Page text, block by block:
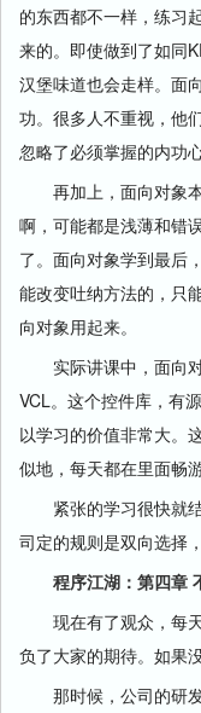
的东西都不一样，练习
来的。即使做到了如同
汉堡味道也会走样。面
功。很多人不重视，他
忽略了必须掌握的内功心
再加上，面向对象本
啊，可能都是浅薄和错
了。面向对象学到最后
能改变吐纳方法的，只
向对象用起来。
实际讲课中，面向对
VCL。这个控件库，有
以学习的价值非常大。
似地，每天都在里面畅
紧张的学习很快就结
司定的规则是双向选择
程序江湖：第四章
现在有了观众，每天
负了大家的期待。如果
那时候，公司的研发